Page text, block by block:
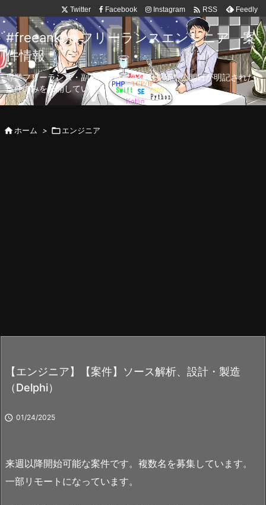
Twitter Facebook Instagram  RSS Feedly
#freeanken フリーランスエンジニア 案
件情報
専業フリーランス・副業向け案件を毎日更新！公開日が明記された
案件のみを公開しています。
ホーム > エンジニア
【エンジニア】【案件】ソース解析、設計・製造
（Delphi）
 01/24/2025
来週以降開始可能な案件です。複数名を募集しています。
一部リモートになっています。